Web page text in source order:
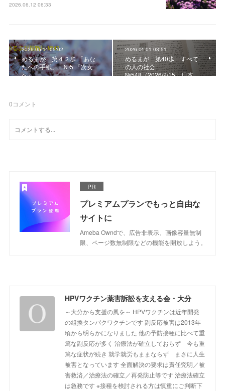
2026.06.12 06:33
2026.05.14 05:02
めるまが 第４２歩 「あな
たへの手紙」 №5 『次女
へ』
2026.04.01 03:51
めるまが 第40歩 すべて
の人の社会
№548（2026/2/15、日本…
0コメント
PR
プレミアムプランでもっと自由な
サイトに
Ameba Owndで、広告非表示、画像容量無制
限、ページ数無制限などの機能を開放しよう。
HPVワクチン薬害訴訟を支える会・大分
～大分から支援の風を～ HPVワクチンは近年開発
の組換タンパクワクチンです 副反応被害は2013年
頃から明らかになりました 他の予防接種に比べて重
篤な副反応が多く 治療法が確立しておらず 今も重
篤な症状が続き 就学就労もままならず まさに人生
被害となっています 全面解決の要求は責任究明／被
害救済／治療法の確立／再発防止等です 治療法確立
は急務です ※接種を検討される方は慎重にご判断下